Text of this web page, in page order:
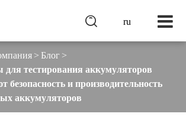
ru

Блог
тестирования аккумуляторов
безопасность и производительность
аккумуляторов